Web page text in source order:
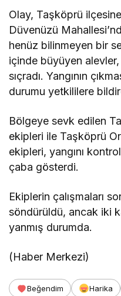
Olay, Taşköprü
Düvenüzü
henüz bilinmeyen bir
içinde büyüyen
sıçradı. Yangının
durumu yetkililere
Bölgeye sevk edilen
ekipleri ile Taşköprü
ekipleri, yangını
çaba gösterdi.
Ekiplerin çalışmaları
söndürüldü, ancak iki
yanmış durumda.
(Haber Merkezi)
Beğendim Harika